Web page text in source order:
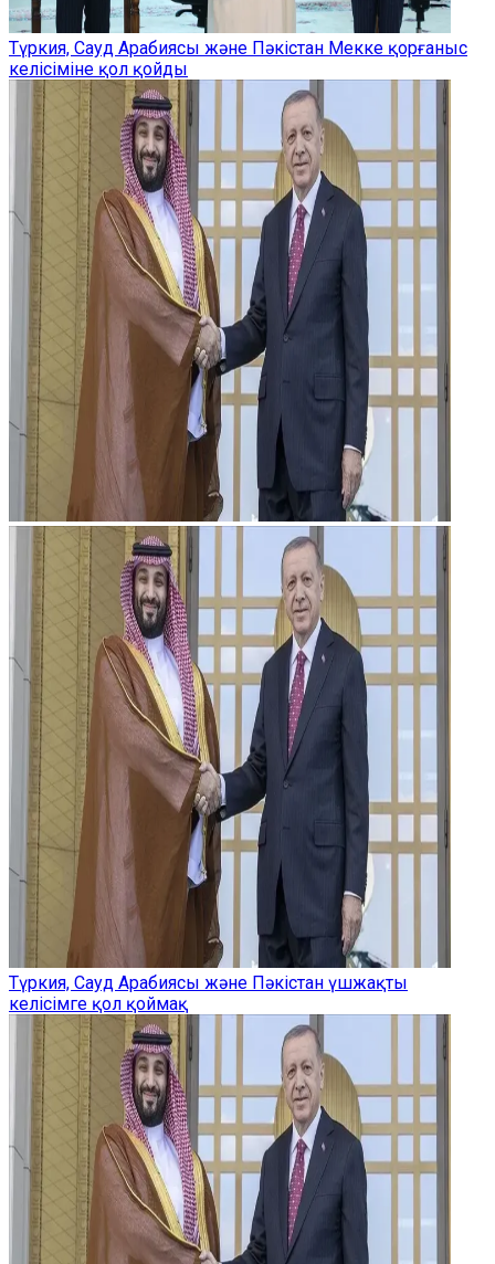
Түркия, Сауд Арабиясы және Пәкістан Мекке қорғаныс
келісіміне қол қойды
Түркия, Сауд Арабиясы және Пәкістан үшжақты
келісімге қол қоймақ